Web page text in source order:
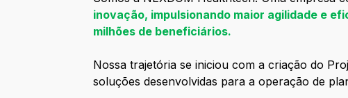
inovação, impulsionando maior agilidade e
milhões de beneficiários.
Nossa trajetória se iniciou com a criação do
soluções desenvolvidas para a operação de